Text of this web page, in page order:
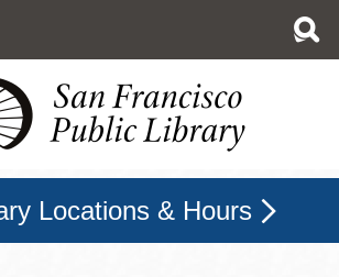
Locations & Hours